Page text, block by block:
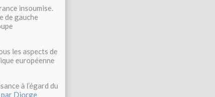
insoumise.
de gauche
les aspects de
européenne
à l’égard du
par Djorge